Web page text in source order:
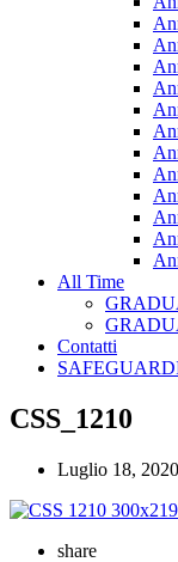
All Time
Contatti
CSS_1210
Luglio 18, 2020
share